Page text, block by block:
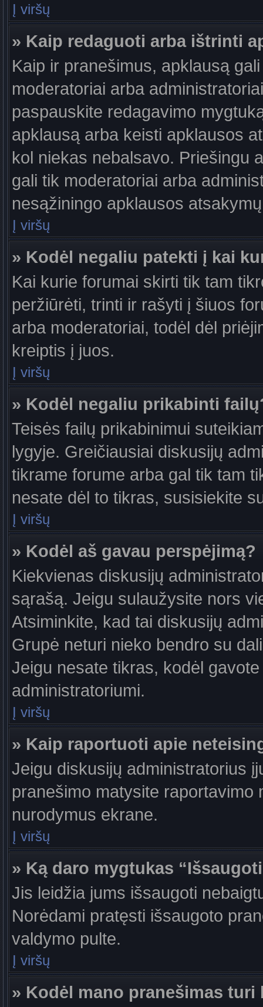
Į viršų
» Kaip redaguoti arba ištrinti
Kaip ir pranešimus, apklausą
moderatoriai arba
paspauskite redagavimo
apklausą arba keisti apklausos
kol niekas nebalsavo. Priešingu
gali tik moderatoriai arba
nesąžiningo apklausos
Į viršų
» Kodėl negaliu patekti į kai
Kai kurie forumai skirti tik tam
peržiūrėti, trinti ir rašyti į šiuos
arba moderatoriai, todėl dėl
kreiptis į juos.
Į viršų
» Kodėl negaliu prikabinti
Teisės failų prikabinimui
lygyje. Greičiausiai diskusijų
tikrame forume arba gal tik tam
nesate dėl to tikras, susisiekite
Į viršų
» Kodėl aš gavau perspėjimą?
Kiekvienas diskusijų
sąrašą. Jeigu sulaužysite nors
Atsiminkite, kad tai diskusijų
Grupė neturi nieko bendro su
Jeigu nesate tikras, kodėl
administratoriumi.
Į viršų
» Kaip raportuoti apie
Jeigu diskusijų administratorius
pranešimo matysite
nurodymus ekrane.
Į viršų
» Ką daro mygtukas
Jis leidžia jums išsaugoti
Norėdami pratęsti išsaugoto
valdymo pulte.
Į viršų
» Kodėl mano pranešimas